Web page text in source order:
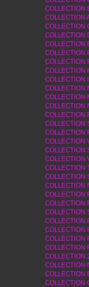
COLLECTION
COLLECTION
COLLECTION
COLLECTION
COLLECTION
COLLECTION
COLLECTION
COLLECTION
COLLECTION
COLLECTION
COLLECTION
COLLECTION
COLLECTION
COLLECTION
COLLECTION
COLLECTION
COLLECTION
COLLECTION
COLLECTION
COLLECTION
COLLECTION
COLLECTION
COLLECTION
COLLECTION
COLLECTION
COLLECTION
COLLECTION
COLLECTION
COLLECTION
COLLECTION
COLLECTION
COLLECTION